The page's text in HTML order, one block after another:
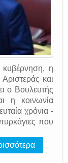
η
και
ο Βουλευτής
η κοινωνία
χρόνια -
που